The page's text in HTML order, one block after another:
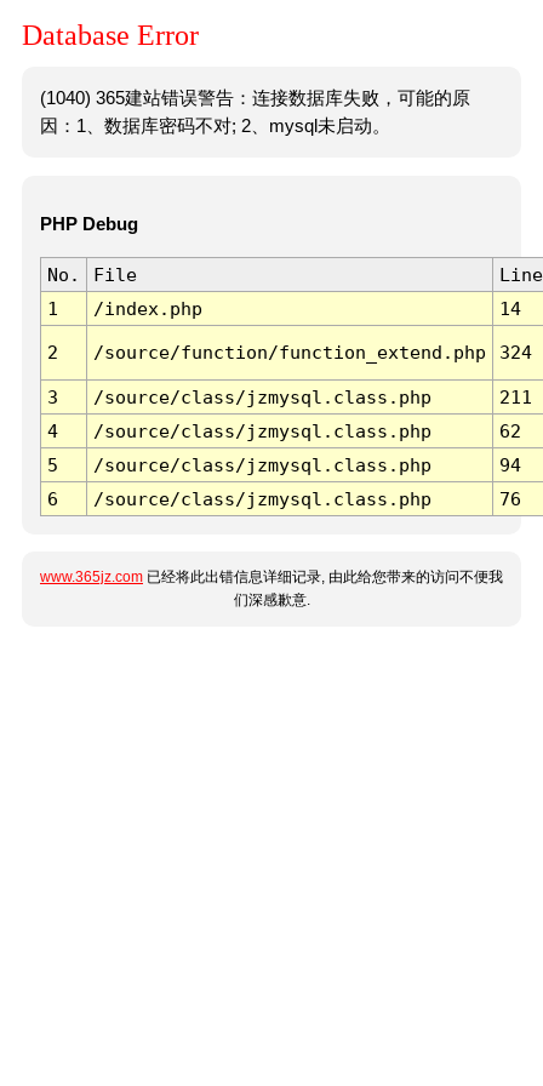
Database Error
(1040) 365建站错误警告：连接数据库失败，可能的原
因：1、数据库密码不对; 2、mysql未启动。
PHP Debug
No. File
Line
1
/index.php 14
2 /source/function/function_extend.php 324
3 /source/class/jzmysql.class.php
211
4
/source/class/jzmysql.class.php
62
5
/source/class/jzmysql.class.php
94
6
/source/class/jzmysql.class.php 76
www.365jz.com 已经将此出错信息详细记录, 由此给您带来的访问不便我
们深感歉意.